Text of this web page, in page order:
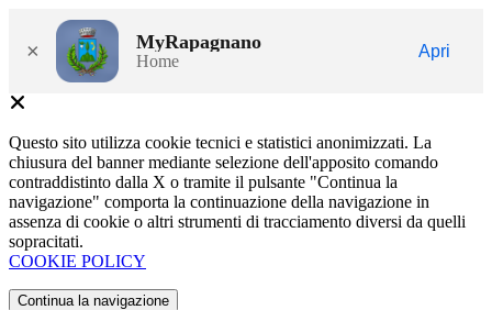
× MyRapagnano
Home
Apri
Questo sito utilizza cookie tecnici e statistici anonimizzati. La
chiusura del banner mediante selezione dell'apposito comando
contraddistinto dalla X o tramite il pulsante "Continua la
navigazione" comporta la continuazione della navigazione in
assenza di cookie o altri strumenti di tracciamento diversi da quelli
sopracitati.
COOKIE POLICY
Continua la navigazione